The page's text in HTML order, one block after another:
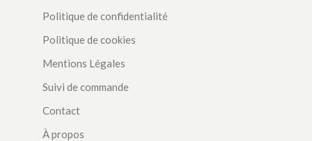
Politique de confidentialité
Politique de cookies
Mentions Légales
Suivi de commande
Contact
À propos